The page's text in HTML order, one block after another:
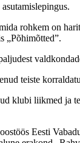
rohkem on
„Põhimõtted”.
teiste
klubi liikmed ja
Eesti